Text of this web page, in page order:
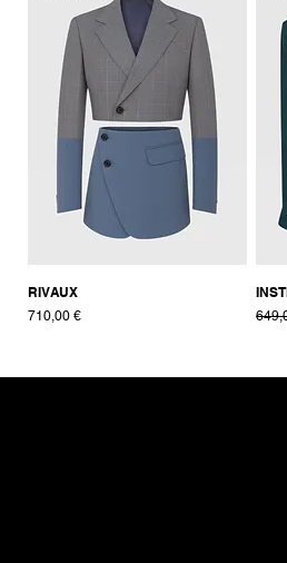
RIVAUX
Prix
710,00 € Prix